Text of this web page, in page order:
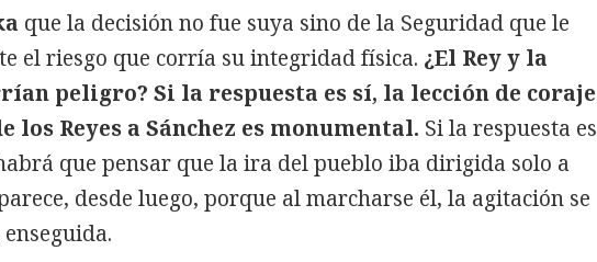
que la decisión no fue suya sino de la Seguridad que le
el riesgo que corría su integridad física. ¿El Rey y la
peligro? Si la respuesta es sí, la lección de coraje
los Reyes a Sánchez es monumental. Si la respuesta es
que pensar que la ira del pueblo iba dirigida solo a
desde luego, porque al marcharse él, la agitación se